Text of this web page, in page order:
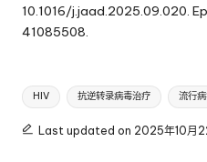
10.1016/j.jaad.2025.09.020.
41085508.
Tags:
HIV 抗逆转录病毒治疗 流行
Last updated on 2025年10月